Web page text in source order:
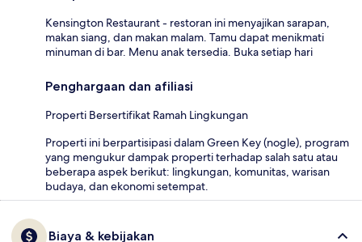
Kensington Restaurant - restoran ini menyajikan sarapan,
makan siang, dan makan malam. Tamu dapat menikmati
minuman di bar. Menu anak tersedia. Buka setiap hari
Penghargaan dan afiliasi
Properti Bersertifikat Ramah Lingkungan
Properti ini berpartisipasi dalam Green Key (nogle), program
yang mengukur dampak properti terhadap salah satu atau
beberapa aspek berikut: lingkungan, komunitas, warisan
budaya, dan ekonomi setempat.
Biaya & kebijakan